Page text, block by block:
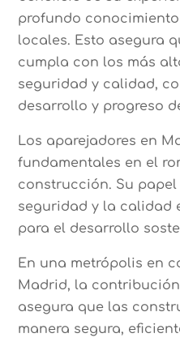
profundo
locales. Esto asegura
cumpla con los más
seguridad y calidad,
desarrollo y progreso
Los aparejadores en
fundamentales en el
construcción. Su
seguridad y la calidad
para el desarrollo
En una metrópolis en
Madrid, la
asegura que las
manera segura,